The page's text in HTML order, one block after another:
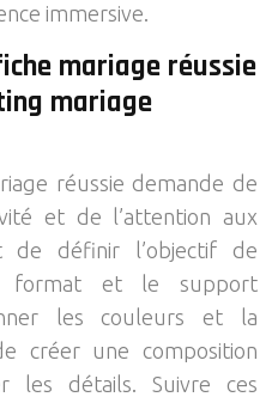
immersive.
mariage réussie
mariage
réussie demande de
et de l’attention aux
de définir l’objectif de
format et le support
les couleurs et la
créer une composition
les détails. Suivre ces